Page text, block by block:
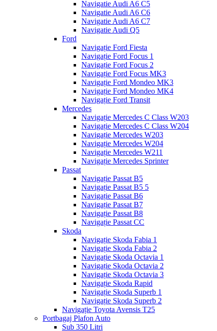
Navigatie Audi A6 C5
Navigatie Audi A6 C6
Navigatie Audi A6 C7
Navigatie Audi Q5
Ford
Navigație Ford Fiesta
Navigație Ford Focus 1
Navigație Ford Focus 2
Navigație Ford Focus MK3
Navigație Ford Mondeo MK3
Navigație Ford Mondeo MK4
Navigație Ford Transit
Mercedes
Navigație Mercedes C Class W203
Navigație Mercedes C Class W204
Navigație Mercedes W203
Navigație Mercedes W204
Navigație Mercedes W211
Navigație Mercedes Sprinter
Passat
Navigație Passat B5
Navigație Passat B5 5
Navigație Passat B6
Navigație Passat B7
Navigație Passat B8
Navigație Passat CC
Skoda
Navigație Skoda Fabia 1
Navigație Skoda Fabia 2
Navigație Skoda Octavia 1
Navigație Skoda Octavia 2
Navigație Skoda Octavia 3
Navigație Skoda Rapid
Navigație Skoda Superb 1
Navigație Skoda Superb 2
Navigație Toyota Avensis T25
Portbagaj Plafon Auto
Sub 350 Litri